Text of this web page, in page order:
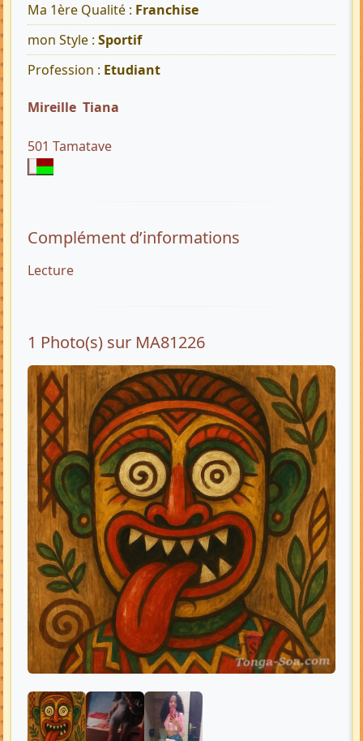
Ma 1ère Qualité : Franchise
mon Style : Sportif
Profession : Etudiant
Mireille Tiana
501 Tamatave
Complément d’informations
Lecture
1 Photo(s) sur MA81226